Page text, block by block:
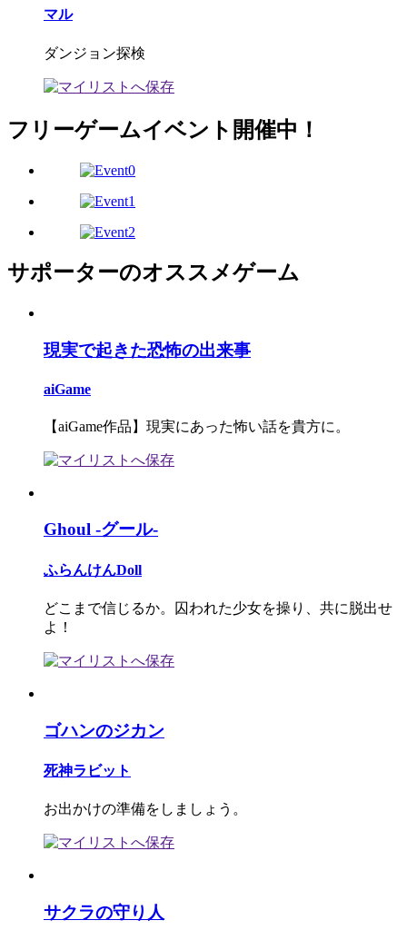
マル
ダンジョン探検
フリーゲームイベント開催中！
サポーターのオススメゲーム
現実で起きた恐怖の出来事
aiGame
【aiGame作品】現実にあった怖い話を貴方に。
Ghoul -グール-
ふらんけんDoll
どこまで信じるか。囚われた少女を操り、共に脱出せ
よ！
ゴハンのジカン
死神ラビット
お出かけの準備をしましょう。
サクラの守り人